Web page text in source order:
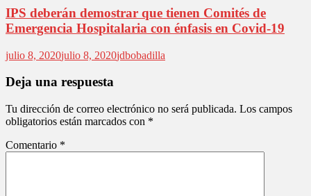
IPS deberán demostrar que tienen Comités de
Emergencia Hospitalaria con énfasis en Covid-19
julio 8, 2020julio 8, 2020jdbobadilla
Deja una respuesta
Tu dirección de correo electrónico no será publicada. Los campos
obligatorios están marcados con *
Comentario *